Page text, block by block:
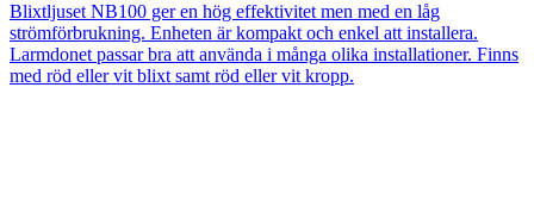
Blixtljuset NB100 ger en hög effektivitet men med en låg
strömförbrukning. Enheten är kompakt och enkel att installera.
Larmdonet passar bra att använda i många olika installationer. Finns
med röd eller vit blixt samt röd eller vit kropp.